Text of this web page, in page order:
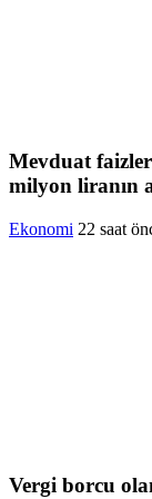
Mevduat
milyon liranın
Ekonomi 22 saat
Vergi borcu